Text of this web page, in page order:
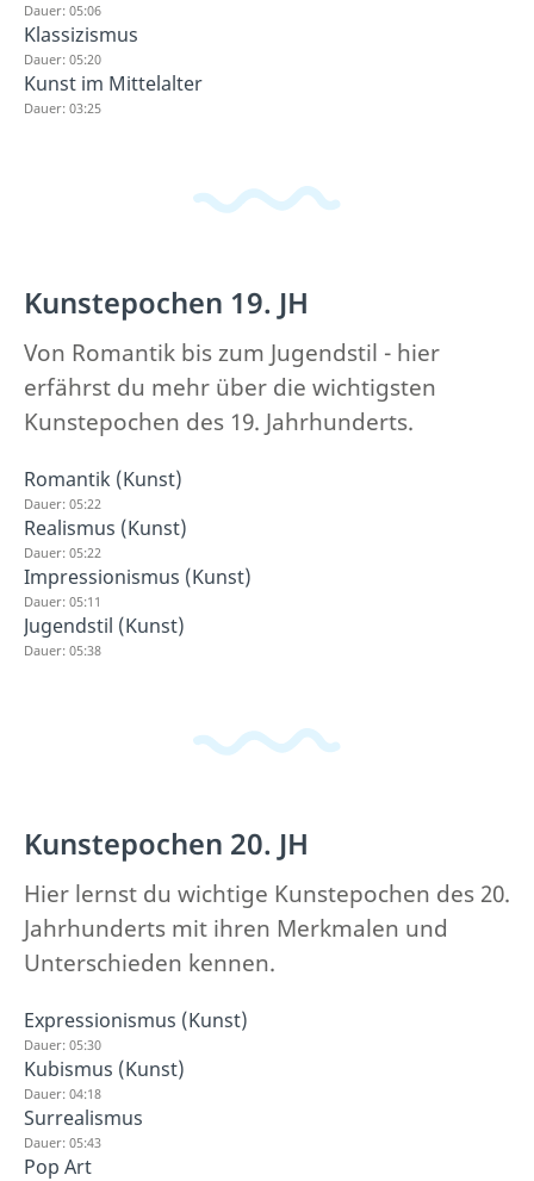
Dauer: 05:06
Klassizismus
Dauer: 05:20
Kunst im Mittelalter
Dauer: 03:25
Kunstepochen 19. JH
Von Romantik bis zum Jugendstil - hier
erfährst du mehr über die wichtigsten
Kunstepochen des 19. Jahrhunderts.
Romantik (Kunst)
Dauer: 05:22
Realismus (Kunst)
Dauer: 05:22
Impressionismus (Kunst)
Dauer: 05:11
Jugendstil (Kunst)
Dauer: 05:38
Kunstepochen 20. JH
Hier lernst du wichtige Kunstepochen des 20.
Jahrhunderts mit ihren Merkmalen und
Unterschieden kennen.
Expressionismus (Kunst)
Dauer: 05:30
Kubismus (Kunst)
Dauer: 04:18
Surrealismus
Dauer: 05:43
Pop Art